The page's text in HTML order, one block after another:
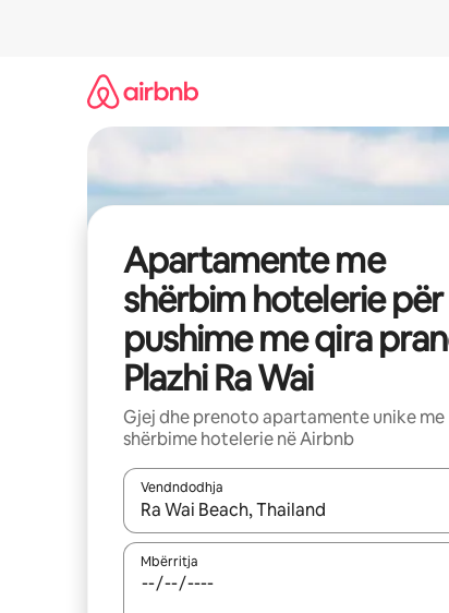
Apartamente me
shërbim hotelerie për
pushime me qira
Plazhi Ra Wai
Gjej dhe prenoto apartamente unike me
shërbime hotelerie në Airbnb
Vendndodhja
Kur rezultatet të jenë të disponueshme,
Mbërritja